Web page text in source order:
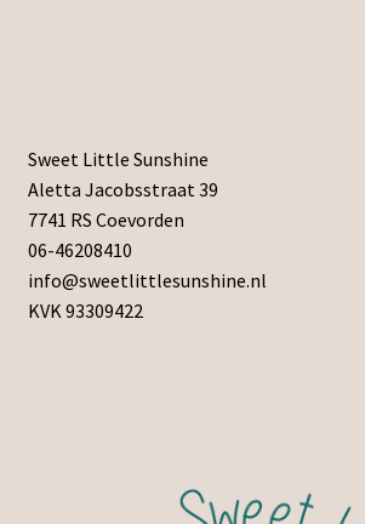
Sweet Little Sunshine
Aletta Jacobsstraat 39
7741 RS Coevorden
06-46208410
info@sweetlittlesunshine.nl
KVK 93309422